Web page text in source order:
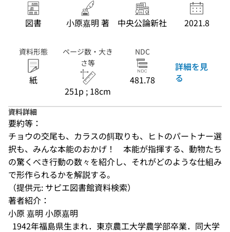
図書 小原嘉明 著 中央公論新社 2021.8
資料形態
紙
ページ数・大き
さ等
251p ; 18cm
NDC
481.78
詳細を見
る
資料詳細
要約等：
チョウの交尾も、カラスの餌取りも、ヒトのパートナー選
択も、みんな本能のおかげ！　本能が指揮する、動物たち
の驚くべき行動の数々を紹介し、それがどのような仕組み
で形作られるかを解説する。
（提供元: サピエ図書館資料検索）
著者紹介：
小原 嘉明 小原嘉明